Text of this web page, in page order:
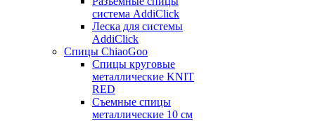
система AddiClick
Леска для системы
AddiClick
Спицы ChiaoGoo
Спицы круговые
металлические KNIT
RED
Съемные спицы
металлические 10 см